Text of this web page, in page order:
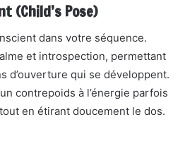
(Child’s Pose)
dans votre séquence.
et introspection, permettant
d’ouverture qui se développent.
contrepoids à l’énergie parfois
en étirant doucement le dos.